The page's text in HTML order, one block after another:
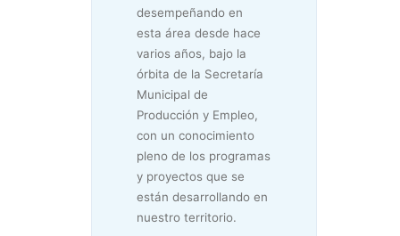
desempeñando en
esta área desde hace
varios años, bajo la
órbita de la Secretaría
Municipal de
Producción y Empleo,
con un conocimiento
pleno de los programas
y proyectos que se
están desarrollando en
nuestro territorio.